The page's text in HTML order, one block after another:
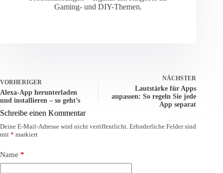
Gaming- und DIY-Themen.
VORHERIGER
Alexa-App herunterladen
und installieren – so geht’s
NÄCHSTER
Lautstärke für Apps
anpassen: So regeln Sie jede
App separat
Schreibe einen Kommentar
Deine E-Mail-Adresse wird nicht veröffentlicht. Erforderliche Felder sind
mit * markiert
Name *